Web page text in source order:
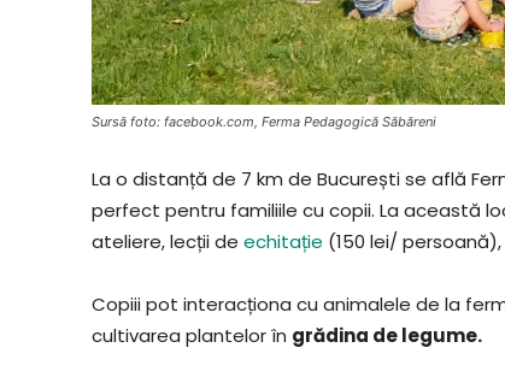
Sursă foto: facebook.com, Ferma Pedagogică Săbăreni
La o distanță de 7 km de București se află
perfect pentru familiile cu copii. La această
ateliere, lecții de echitație (150 lei/
Copiii pot interacționa cu animalele de la
cultivarea plantelor în grădina de legume.